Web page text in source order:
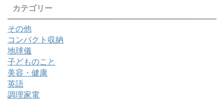
カテゴリー
その他
コンパクト収納
地球儀
子どものこと
美容・健康
英語
調理家電